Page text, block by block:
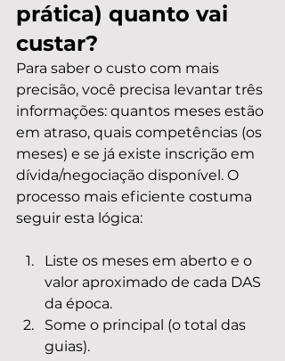
prática) quanto vai
custar?
Para saber o custo com mais
precisão, você precisa levantar três
informações: quantos meses estão
em atraso, quais competências (os
meses) e se já existe inscrição em
dívida/negociação disponível. O
processo mais eficiente costuma
seguir esta lógica:
Liste os meses em aberto e o
valor aproximado de cada DAS
da época.
Some o principal (o total das
guias).